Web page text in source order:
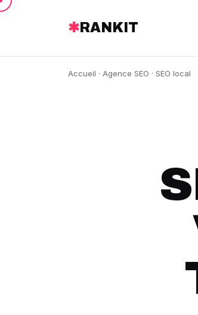
✱ RANKIT
Accueil · Agence SEO · SEO local